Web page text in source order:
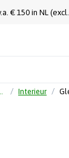
€ 150 in NL
Interieur